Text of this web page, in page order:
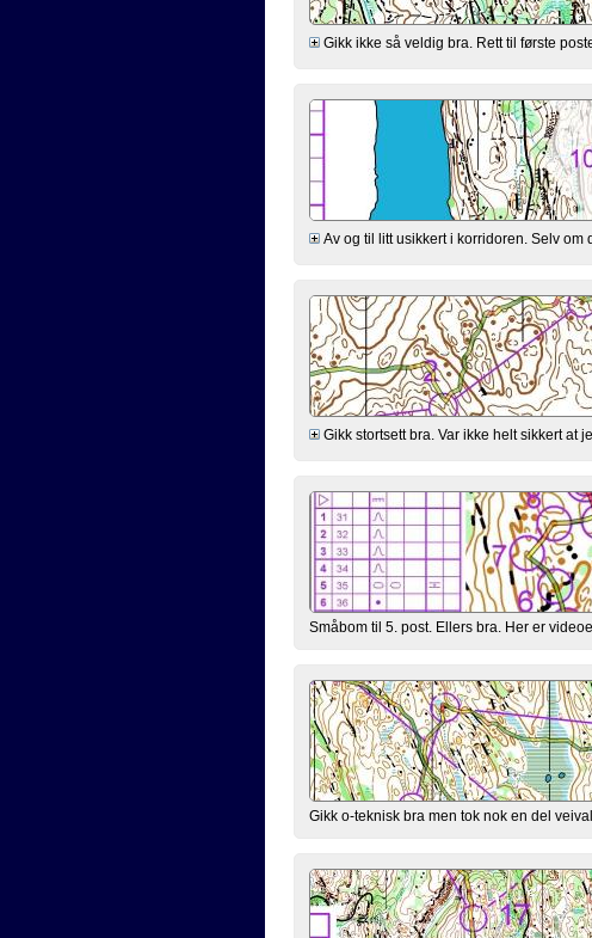
Gikk ikke så veldig bra. Rett til første
Av og til litt usikkert i korridoren. Selv om
Gikk stortsett bra. Var ikke helt sikkert at
Småbom til 5. post. Ellers bra. Her er
Gikk o-teknisk bra men tok nok en del